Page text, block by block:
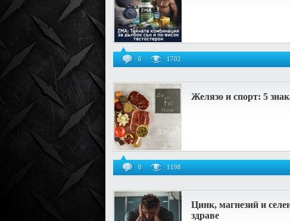
0 1702
Желязо и спорт: 5
0 1198
Цинк, магнезий и
здраве